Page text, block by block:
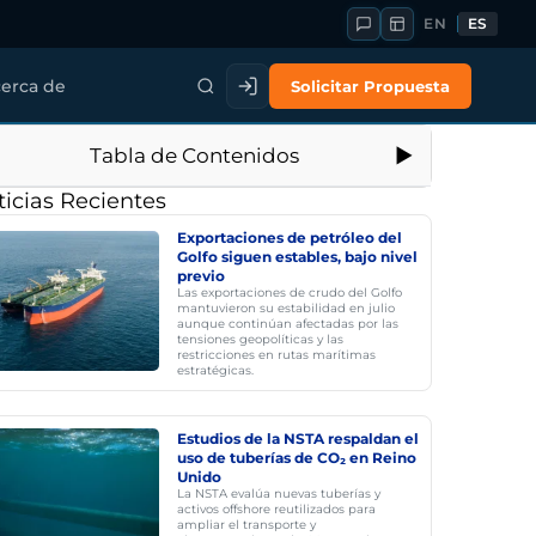
EN ES
de Solicitar Propuesta
Tabla de Contenidos
Recientes
Exportaciones de petróleo del
Golfo siguen estables, bajo nivel
previo
Las exportaciones de crudo del Golfo
mantuvieron su estabilidad en julio
aunque continúan afectadas por las
tensiones geopolíticas y las
restricciones en rutas marítimas
estratégicas.
Estudios de la NSTA respaldan el
uso de tuberías de CO₂ en Reino
Unido
La NSTA evalúa nuevas tuberías y
activos offshore reutilizados para
ampliar el transporte y